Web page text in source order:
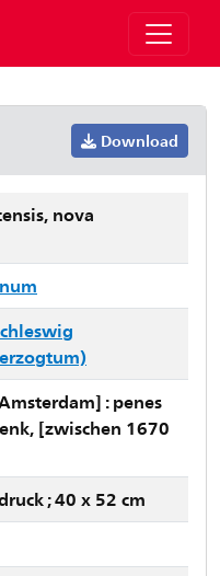
Download
nova
: penes
[zwischen 1670
; 40 x 52 cm